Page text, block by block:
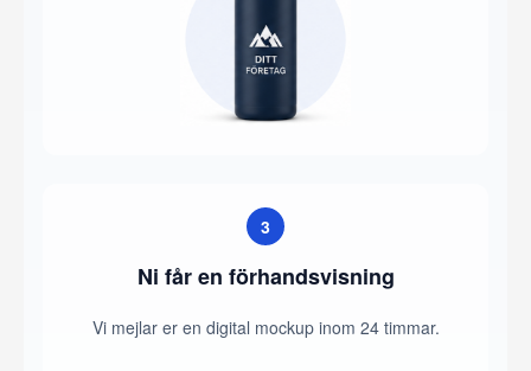
3
Ni får en förhandsvisning
Vi mejlar er en digital mockup inom 24 timmar.